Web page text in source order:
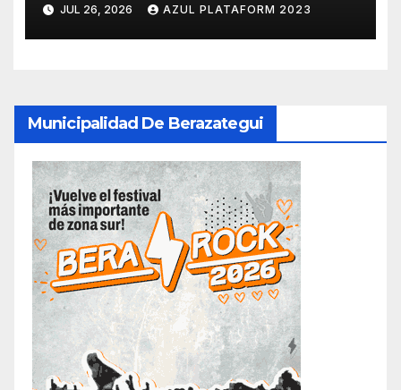
desaparecido en Hudson
JUL 26, 2026 AZUL PLATAFORM 2023
Municipalidad De Berazategui